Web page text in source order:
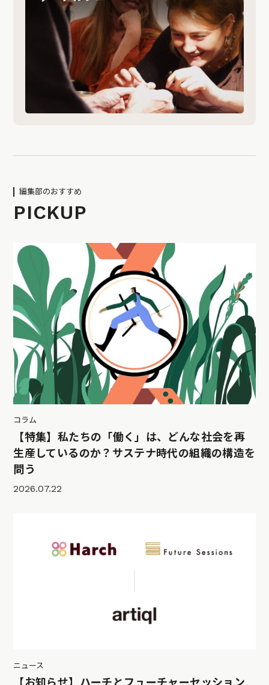
編集部のおすすめ
PICKUP
コラム
【特集】私たちの「働く」は、どんな社会を再
生産しているのか？サステナ時代の組織の構造を
問う
2026.07.22
ニュース
【お知らせ】ハーチとフューチャーセッション